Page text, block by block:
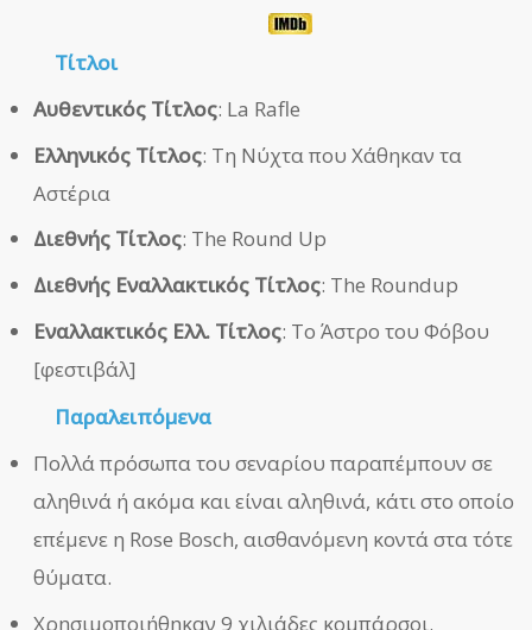
Τίτλοι
Αυθεντικός Τίτλος: La Rafle
Ελληνικός Τίτλος: Τη Νύχτα που Χάθηκαν τα
Αστέρια
Διεθνής Τίτλος: The Round Up
Διεθνής Εναλλακτικός Τίτλος: The Roundup
Εναλλακτικός Ελλ. Τίτλος: Το Άστρο του Φόβου
[φεστιβάλ]
Παραλειπόμενα
Πολλά πρόσωπα του σεναρίου παραπέμπουν σε
αληθινά ή ακόμα και είναι αληθινά, κάτι στο οποίο
επέμενε η Rose Bosch, αισθανόμενη κοντά στα τότε
θύματα.
Χρησιμοποιήθηκαν 9 χιλιάδες κομπάρσοι.